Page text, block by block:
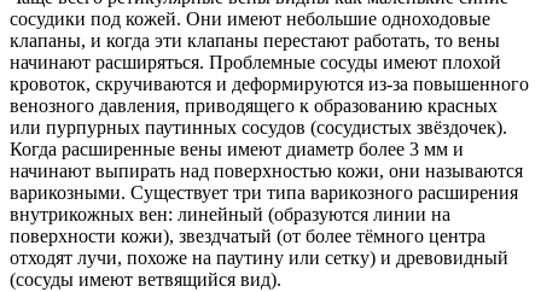
сосудики под кожей. Они имеют небольшие одноходовые
клапаны, и когда эти клапаны перестают работать, то вены
начинают расширяться. Проблемные сосуды имеют плохой
кровоток, скручиваются и деформируются из-за повышенного
венозного давления, приводящего к образованию красных
или пурпурных паутинных сосудов (сосудистых звёздочек).
Когда расширенные вены имеют диаметр более 3 мм и
начинают выпирать над поверхностью кожи, они называются
варикозными. Существует три типа варикозного расширения
внутрикожных вен: линейный (образуются линии на
поверхности кожи), звездчатый (от более тёмного центра
отходят лучи, похоже на паутину или сетку) и древовидный
(сосуды имеют ветвящийся вид).